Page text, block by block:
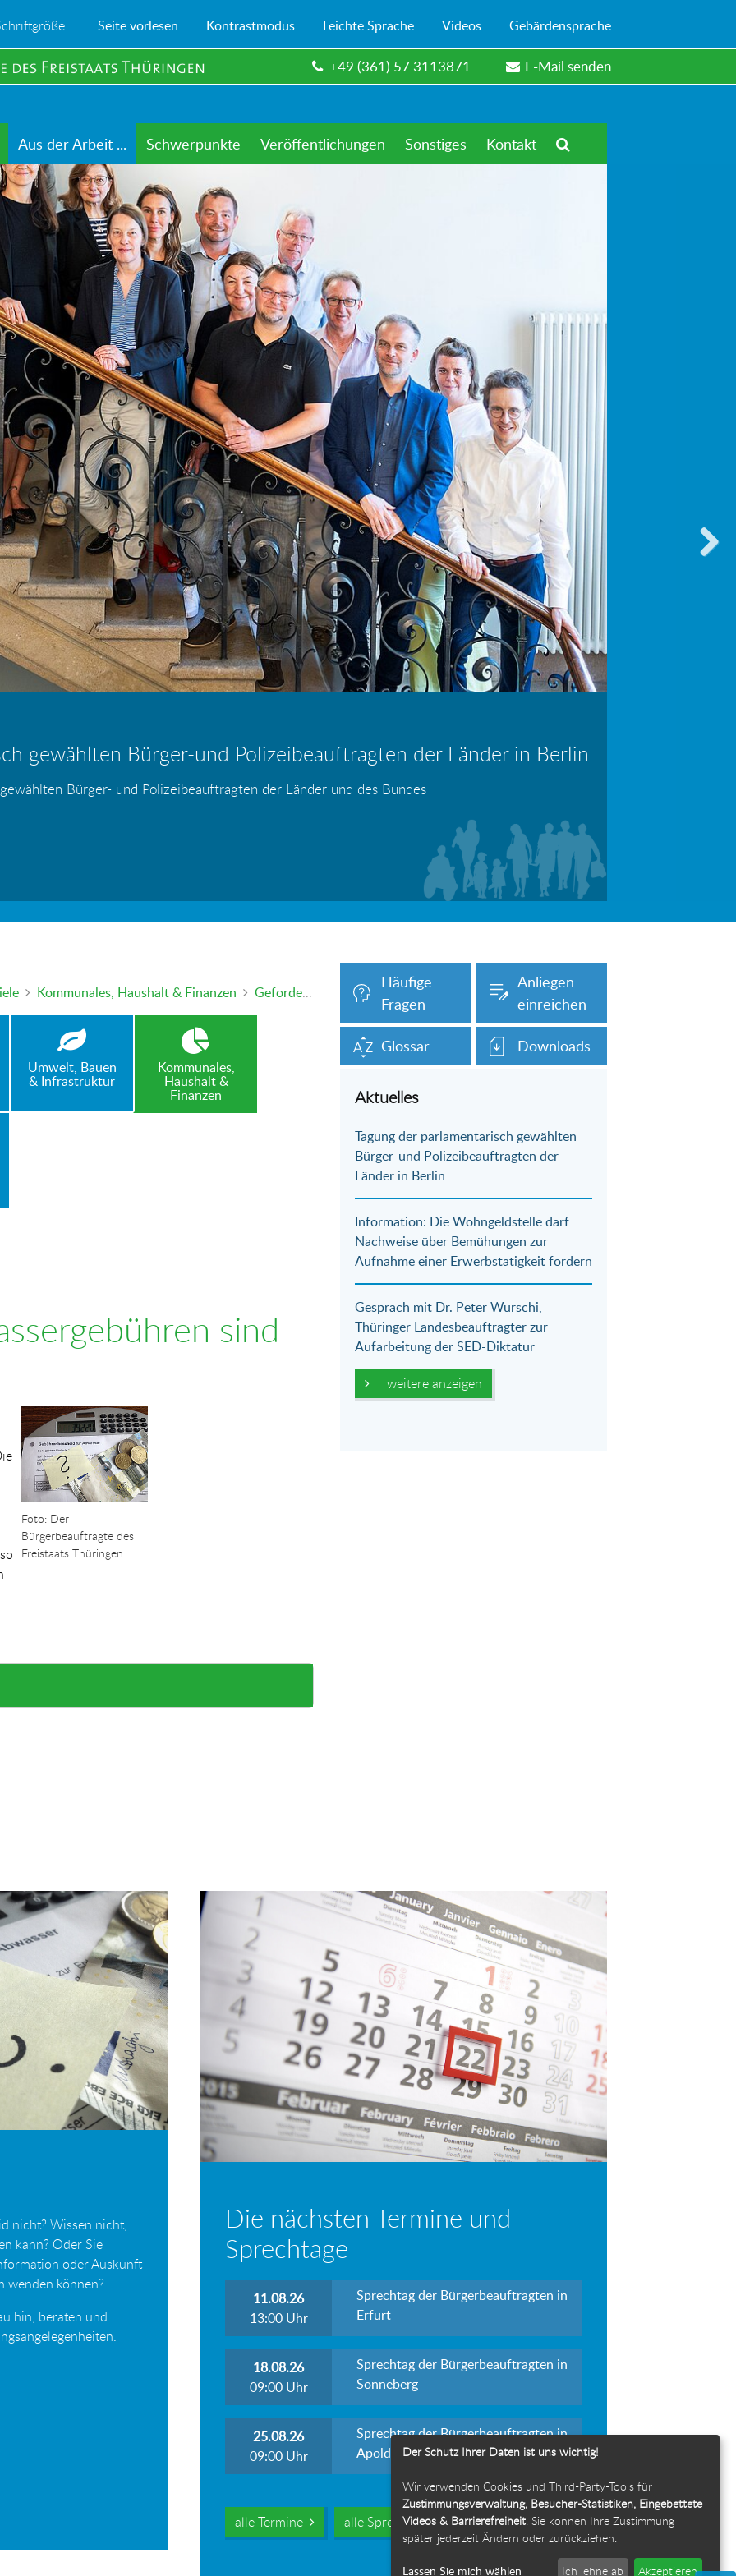
Seite vorlesen Kontrastmodus Leichte Sprache Videos Gebärdensprache
+49 (361) 57 3113871 E-Mail senden
Aus der Arbeit ... Schwerpunkte Veröffentlichungen Sonstiges Kontakt
gewählten Bürger-und Polizeibeauftragten der Länder in Berlin
Bürger- und Polizeibeauftragten der Länder und des Bundes
Information: Die Wohngeldstelle darf Nachweise über Bemühungen zur Aufnahme einer Erwerbstätigkeit fordern
– wer haftet für die Folgen?
Blei - gefährlich und inzwischen auch verboten!
mündlich an die Bürgerbeauftragte wenden. Nutzen Sie auch unser Onlineformular auf dieser
Kommunales, Haushalt & Finanzen Geforderte Niederschlagswassergebühren sind zu hoch
Umwelt, Bauen
& Infrastruktur
Kommunales,
Haushalt &
Finanzen
sind
Show larger version for:
Foto: Der
Bürgerbeauftragte des
Freistaats Thüringen
Häufige
Fragen
Anliegen
einreichen
Glossar Downloads
Aktuelles
Tagung der parlamentarisch gewählten
Bürger-und Polizeibeauftragten der
Länder in Berlin
Information: Die Wohngeldstelle darf
Nachweise über Bemühungen zur
Aufnahme einer Erwerbstätigkeit fordern
Gespräch mit Dr. Peter Wurschi,
Thüringer Landesbeauftragter zur
Aufarbeitung der SED-Diktatur
weitere anzeigen
nicht? Wissen nicht,
kann? Oder Sie
oder Auskunft
wenden können?
hin, beraten und
Die nächsten Termine und
Sprechtage
11.08.26
13:00 Uhr
Sprechtag der Bürgerbeauftragten in
Erfurt
18.08.26
09:00 Uhr
Sprechtag der Bürgerbeauftragten in
Sonneberg
25.08.26
09:00 Uhr
Sprechtag der Bürgerbeauftragten in
Apolda
alle Termine alle Sprechtage
Der Schutz Ihrer Daten ist uns wichtig!
Wir verwenden Cookies und Third-Party-Tools für
Zustimmungsverwaltung, Besucher-Statistiken, Eingebettete
Videos & Barrierefreiheit. Sie können Ihre Zustimmung
später jederzeit Ändern oder zurückziehen.
Lassen Sie mich wählen Ich lehne ab Akzeptieren